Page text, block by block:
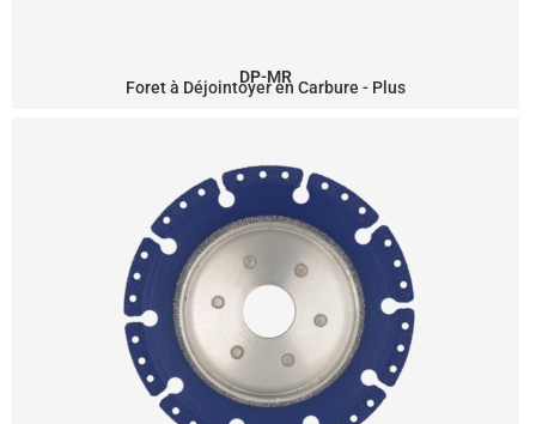
DP-MR
Foret à Déjointoyer en Carbure - Plus